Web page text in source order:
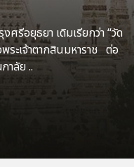
รีอยุธยา เดิมเรียกว่า “วัด
ระเจ้าตากสินมหาราช ต่อ
าลัย ..